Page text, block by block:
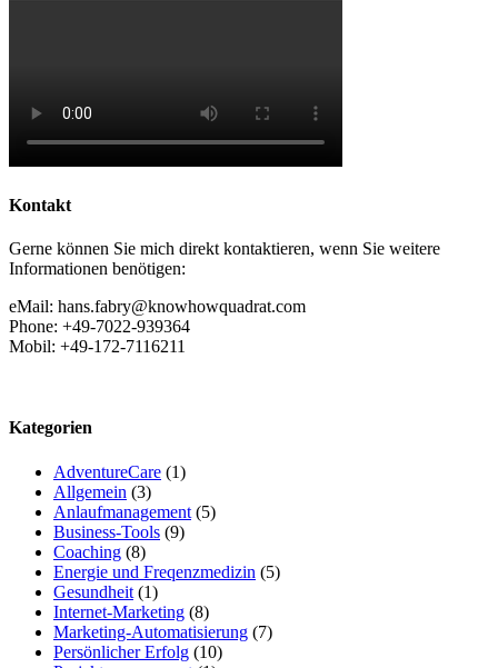
Kontakt
Gerne können Sie mich direkt kontaktieren, wenn Sie weitere
Informationen benötigen:
eMail: hans.fabry@knowhowquadrat.com
Phone: +49-7022-939364
Mobil: +49-172-7116211
Kategorien
AdventureCare (1)
Allgemein (3)
Anlaufmanagement (5)
Business-Tools (9)
Coaching (8)
Energie und Freqenzmedizin (5)
Gesundheit (1)
Internet-Marketing (8)
Marketing-Automatisierung (7)
Persönlicher Erfolg (10)